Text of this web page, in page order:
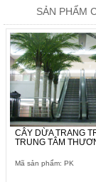
SẢN PHẨM
CÂY DỪA TRANG
TRUNG TÂM
Mã sản phẩm: PK